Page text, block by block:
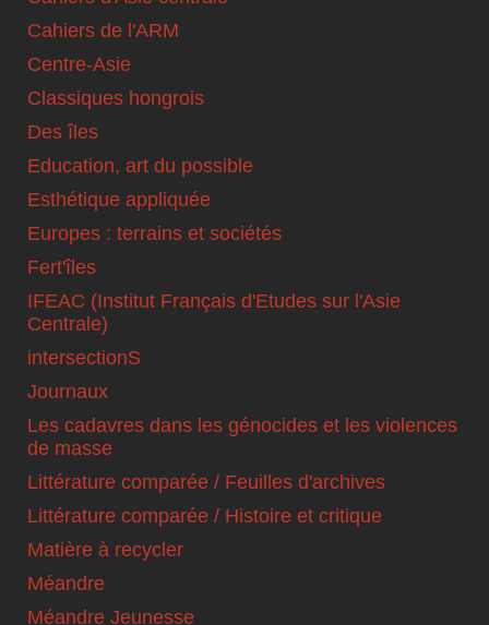
Cahiers de l'ARM
Centre-Asie
Classiques hongrois
Des îles
Education, art du possible
Esthétique appliquée
Europes : terrains et sociétés
Fert'îles
IFEAC (Institut Français d'Etudes sur l'Asie
Centrale)
intersectionS
Journaux
Les cadavres dans les génocides et les violences
de masse
Littérature comparée / Feuilles d'archives
Littérature comparée / Histoire et critique
Matière à recycler
Méandre
Méandre Jeunesse